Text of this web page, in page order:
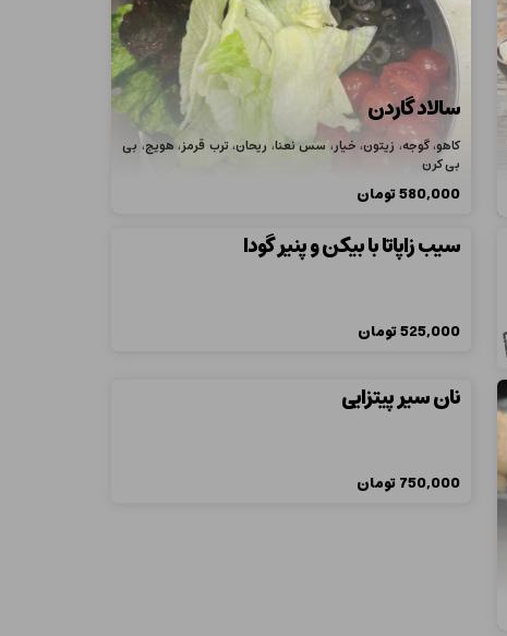
سالاد گاردن
کاهو، گوجه، زیتون، خیار، سس نعنا، ریحان، ترب قرمز، هویج، بی
بی کرن
580,000تومان
سیب زاپاتا با بیکن و پنیر گودا
525,000تومان
نان سیر پیتزایی
750,000تومان